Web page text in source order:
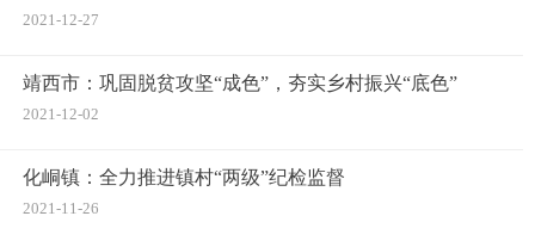
2021-12-27
靖西市：巩固脱贫攻坚“成色”，夯实乡村振兴“底色”
2021-12-02
化峒镇：全力推进镇村“两级”纪检监督
2021-11-26